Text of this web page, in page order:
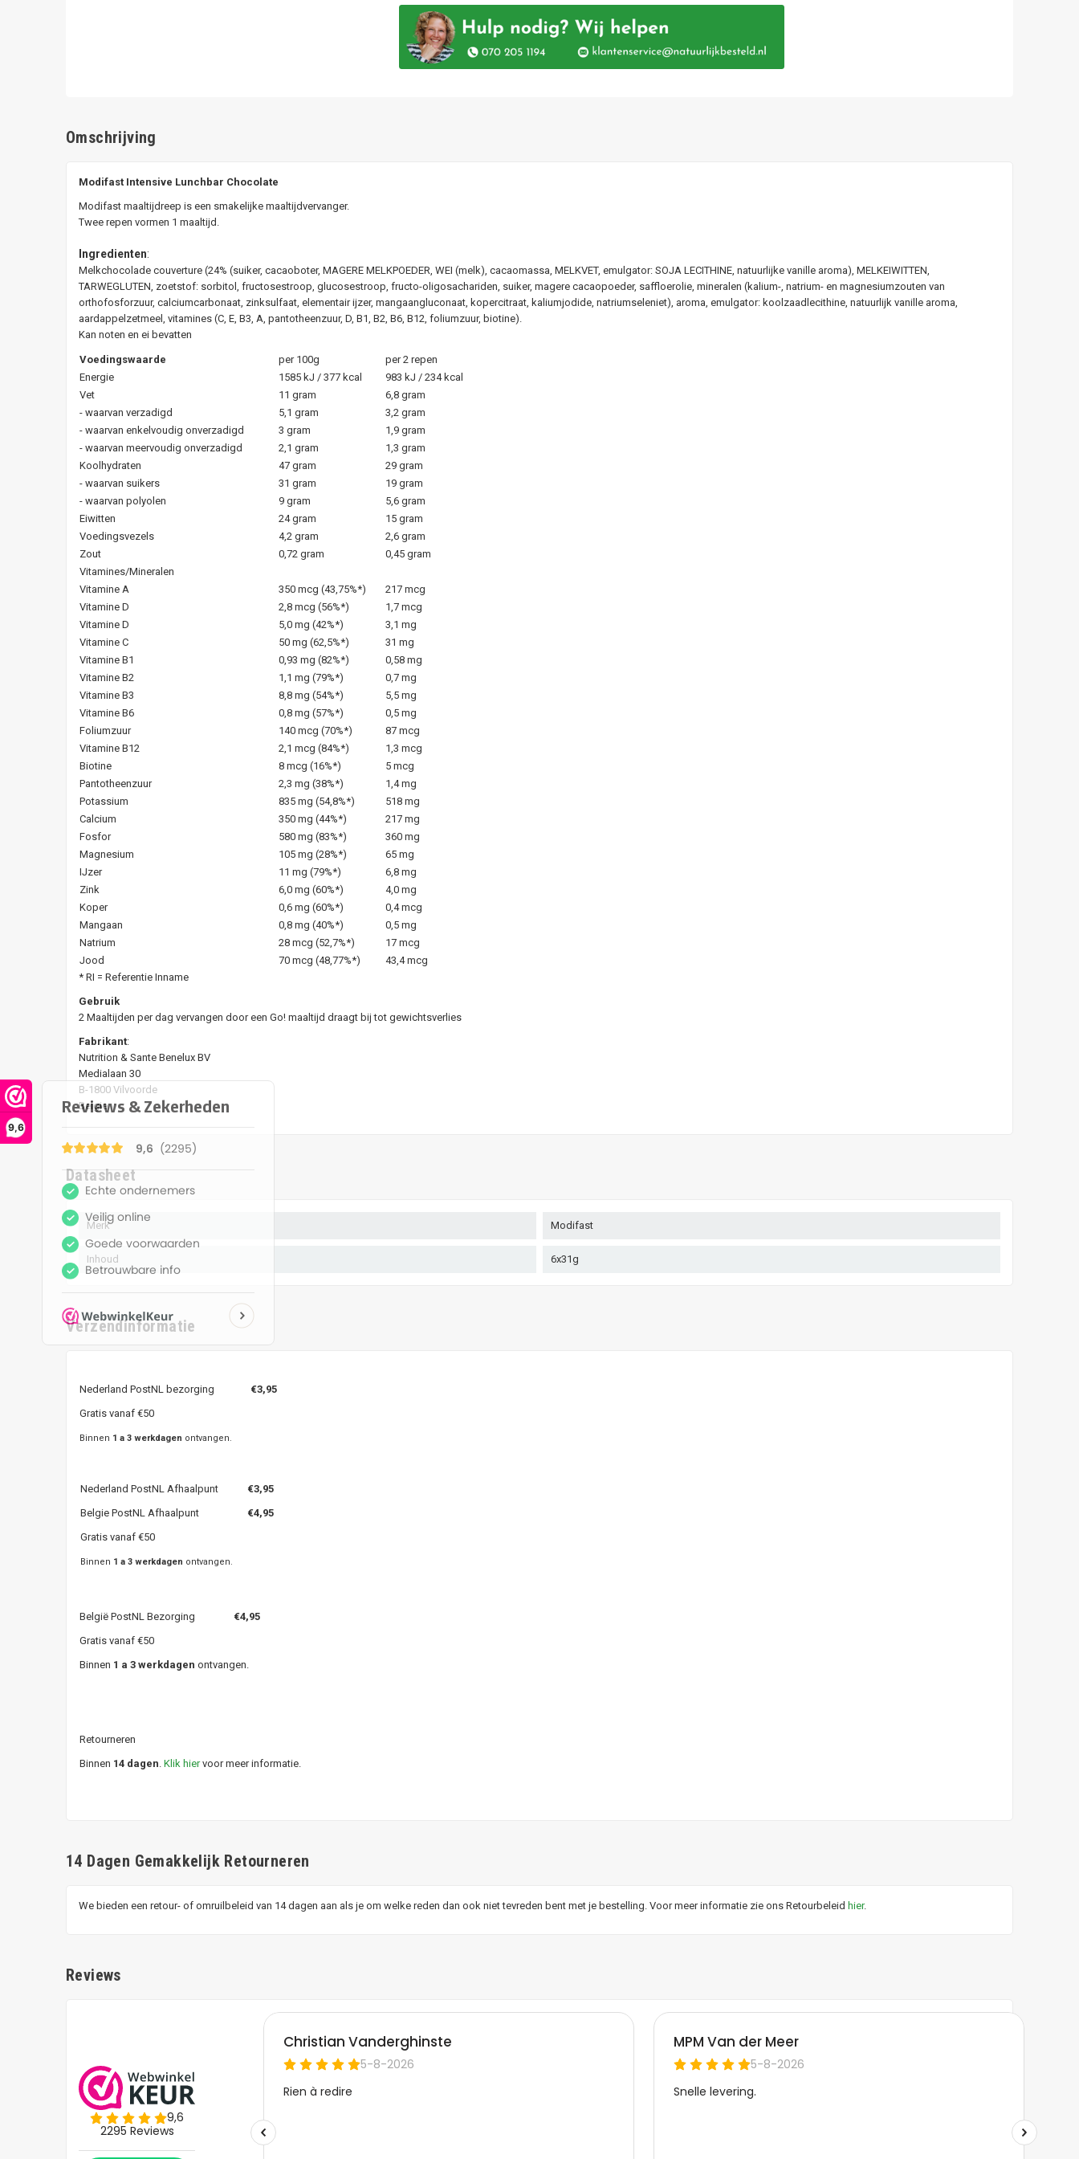
9,6
Omschrijving
Modifast Intensive Lunchbar Chocolate
Modifast maaltijdreep is een smakelijke maaltijdvervanger.
Twee repen vormen 1 maaltijd.
Ingredienten:
Melkchocolade couverture (24% (suiker, cacaoboter, MAGERE MELKPOEDER, WEI (melk), cacaomassa, MELKVET, emulgator: SOJA LECITHINE, natuurlijke vanille aroma), MELKEIWITTEN,
TARWEGLUTEN, zoetstof: sorbitol, fructosestroop, glucosestroop, fructo-oligosachariden, suiker, magere cacaopoeder, saffloerolie, mineralen (kalium-, natrium- en magnesiumzouten van
orthofosforzuur, calciumcarbonaat, zinksulfaat, elementair ijzer, mangaangluconaat, kopercitraat, kaliumjodide, natriumseleniet), aroma, emulgator: koolzaadlecithine, natuurlijk vanille aroma,
aardappelzetmeel, vitamines (C, E, B3, A, pantotheenzuur, D, B1, B2, B6, B12, foliumzuur, biotine).
Kan noten en ei bevatten
Voedingswaarde per 100g
per 2 repen
Energie
1585 kJ / 377 kcal
983 kJ / 234 kcal
Vet
11 gram
6,8 gram
- waarvan verzadigd
5,1 gram
3,2 gram
- waarvan enkelvoudig onverzadigd
3 gram
1,9 gram
- waarvan meervoudig onverzadigd
2,1 gram
1,3 gram
Koolhydraten
47 gram
29 gram
- waarvan suikers
31 gram
19 gram
- waarvan polyolen
9 gram
5,6 gram
Eiwitten
24 gram
15 gram
Voedingsvezels
4,2 gram
2,6 gram
Zout
0,72 gram
0,45 gram
Vitamines/Mineralen
Vitamine A
350 mcg (43,75%*)
217 mcg
Vitamine D
2,8 mcg (56%*)
1,7 mcg
Vitamine D
5,0 mg (42%*)
3,1 mg
Vitamine C
50 mg (62,5%*)
31 mg
Vitamine B1
0,93 mg (82%*)
0,58 mg
Vitamine B2
1,1 mg (79%*)
0,7 mg
Vitamine B3
8,8 mg (54%*)
5,5 mg
Vitamine B6
0,8 mg (57%*)
0,5 mg
Foliumzuur
140 mcg (70%*)
87 mcg
Vitamine B12
2,1 mcg (84%*)
1,3 mcg
Biotine
8 mcg (16%*)
5 mcg
Pantotheenzuur
2,3 mg (38%*)
1,4 mg
Potassium
835 mg (54,8%*)
518 mg
Calcium
350 mg (44%*)
217 mg
Fosfor
580 mg (83%*)
360 mg
Magnesium
105 mg (28%*)
65 mg
IJzer
11 mg (79%*)
6,8 mg
Zink
6,0 mg (60%*)
4,0 mg
Koper
0,6 mg (60%*)
0,4 mcg
Mangaan
0,8 mg (40%*)
0,5 mg
Natrium
28 mcg (52,7%*)
17 mcg
Jood
70 mcg (48,77%*)
43,4 mcg
* RI = Referentie Inname
Gebruik
2 Maaltijden per dag vervangen door een Go! maaltijd draagt bij tot gewichtsverlies
Fabrikant:
Nutrition & Sante Benelux BV
Medialaan 30
B-1800 Vilvoorde
Belgie
Datasheet
Merk Modifast
Inhoud 6x31g
Verzendinformatie
Nederland PostNL bezorging €3,95
Gratis vanaf €50
Binnen 1 a 3 werkdagen ontvangen.
Nederland PostNL Afhaalpunt €3,95
Belgie PostNL Afhaalpunt
€4,95
Gratis vanaf €50
Binnen 1 a 3 werkdagen ontvangen.
België PostNL Bezorging €4,95
Gratis vanaf €50
Binnen 1 a 3 werkdagen ontvangen.
Retourneren
Binnen 14 dagen. Klik hiervoor meer informatie.
14 Dagen Gemakkelijk Retourneren
We bieden een retour- of omruilbeleid van 14 dagen aan als je om welke reden dan ook niet tevreden bent met je bestelling. Voor meer informatie zie ons Retourbeleid hier.
Reviews